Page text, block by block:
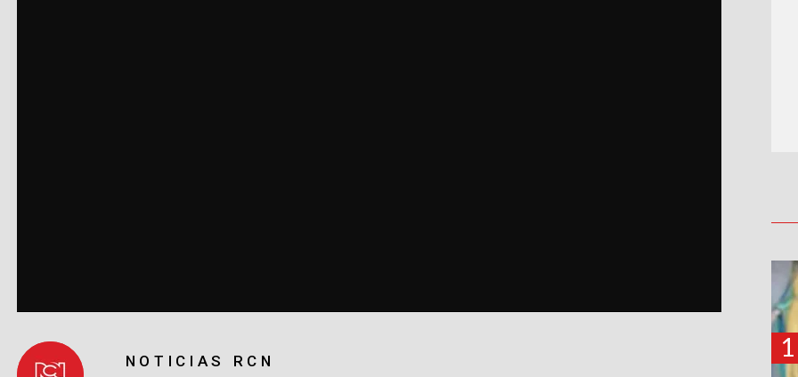
NOTICIAS RCN 1